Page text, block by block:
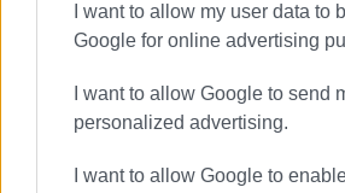
I want to allow my user data to
Google for online advertising
I want to allow Google to send
personalized advertising.
I want to allow Google to